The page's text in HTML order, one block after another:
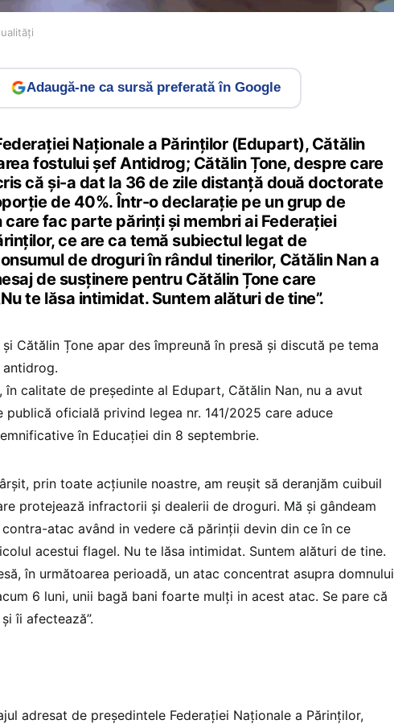
Adaugă-ne ca sursă preferată în Google
Naționale a Părinților (Edupart), Cătălin
fostului șef Antidrog; Cătălin Țone, despre care
că și-a dat la 36 de zile distanță două doctorate
de 40%. Într-o declarație pe un grup de
fac parte părinți și membri ai Federației
ce are ca temă subiectul legat de
de droguri în rândul tinerilor, Cătălin Nan a
de susținere pentru Cătălin Țone care
te lăsa intimidat. Suntem alături de tine”.
Cătălin Țone apar des împreună în presă și discută pe tema
în calitate de președinte al Edupart, Cătălin Nan, nu a avut
publică oficială privind legea nr. 141/2025 care aduce
în Educației din 8 septembrie.
prin toate acțiunile noastre, am reușit să deranjăm cuibuil
protejează infractorii și dealerii de droguri. Mă și gândeam
atac având in vedere că părinții devin din ce în ce
acestui flagel. Nu te lăsa intimidat. Suntem alături de tine.
în următoarea perioadă, un atac concentrat asupra domnului
6 luni, unii bagă bani foarte mulți in acest atac. Se pare că
îi afectează”.
adresat de președintele Federației Naționale a Părinților,